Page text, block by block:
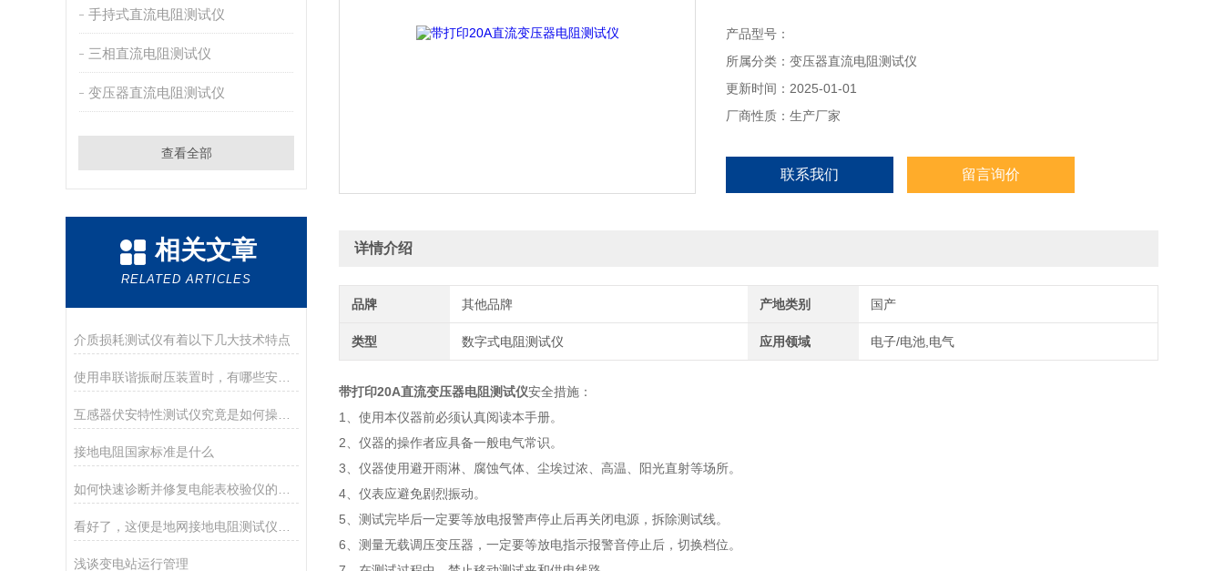
手持式直流电阻测试仪
三相直流电阻测试仪
变压器直流电阻测试仪
查看全部
相关文章
RELATED ARTICLES
介质损耗测试仪有着以下几大技术特点
使用串联谐振耐压装置时，有哪些安全措施？
接地电阻国家标准是什么
浅谈变电站运行管理
产品型号：
所属分类：变压器直流电阻测试仪
更新时间：2025-01-01
厂商性质：生产厂家
联系我们 留言询价
详情介绍
品牌 其他品牌 产地类别 国产
类型 数字式电阻测试仪 应用领域 电子/电池,电气
带打印20A直流变压器电阻测试仪安全措施：
1、使用本仪器前必须认真阅读本手册。
2、仪器的操作者应具备一般电气常识。
3、仪器使用避开雨淋、腐蚀气体、尘埃过浓、高温、阳光直射等场所。
4、仪表应避免剧烈振动。
5、测试完毕后一定要等放电报警声停止后再关闭电源，拆除测试线。
6、测量无载调压变压器，一定要等放电指示报警音停止后，切换档位。